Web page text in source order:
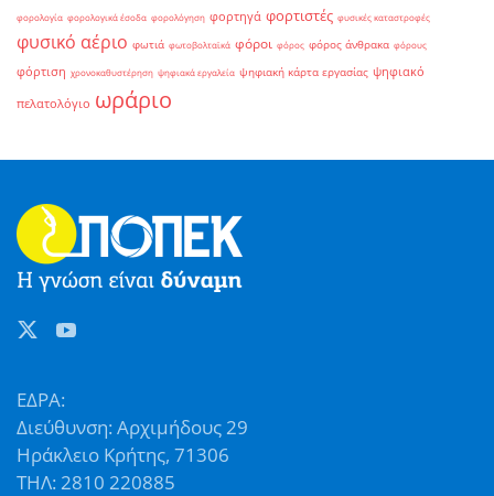
φορολογία φορολογικά έσοδα φορολόγηση φορτηγά φορτιστές φυσικές καταστροφές
φυσικό αέριο φωτιά φωτοβολταϊκά φόροι φόρος φόρος άνθρακα φόρους
φόρτιση χρονοκαθυστέρηση ψηφιακά εργαλεία ψηφιακή κάρτα εργασίας ψηφιακό
πελατολόγιο ωράριο
ΕΔΡΑ:
Διεύθυνση: Αρχιμήδους 29
Ηράκλειο Κρήτης, 71306
ΤΗΛ: 2810 220885